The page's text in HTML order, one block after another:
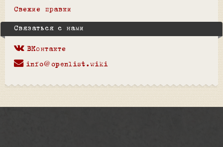
Свежие правки
Связаться с нами
ВКонтакте
info@openlist.wiki